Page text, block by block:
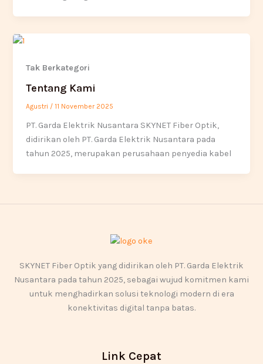
Tak Berkategori
Tentang Kami
Agustri /11 November 2025
PT. Garda Elektrik Nusantara SKYNET Fiber Optik,
didirikan oleh PT. Garda Elektrik Nusantara pada
tahun 2025, merupakan perusahaan penyedia kabel
SKYNET Fiber Optik yang didirikan oleh PT. Garda Elektrik
Nusantara pada tahun 2025, sebagai wujud komitmen kami
untuk menghadirkan solusi teknologi modern di era
konektivitas digital tanpa batas.
Link Cepat